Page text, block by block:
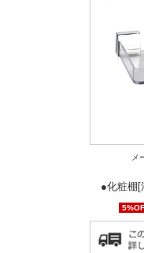
メ
●化粧棚